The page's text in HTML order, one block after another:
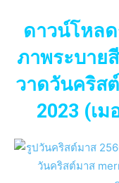
ดาวน์โหล
ภาพระบาย
วาดวันคริส
2023 (เ